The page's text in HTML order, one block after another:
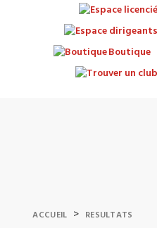
Boutique
ACCUEIL > RESULTATS